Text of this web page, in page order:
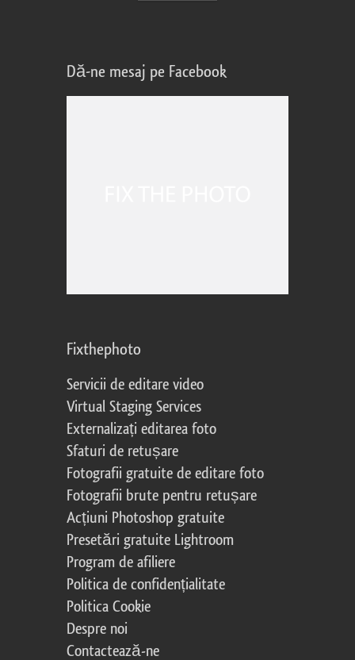
Dă-ne mesaj pe Facebook
Fixthephoto
Servicii de editare video
Virtual Staging Services
Externalizați editarea foto
Sfaturi de retușare
Fotografii gratuite de editare foto
Fotografii brute pentru retușare
Acțiuni Photoshop gratuite
Presetări gratuite Lightroom
Program de afiliere
Politica de confidențialitate
Politica Cookie
Despre noi
Contactează-ne